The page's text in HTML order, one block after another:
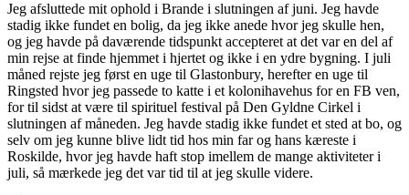
Jeg afsluttede mit ophold i Brande i slutningen af juni. Jeg havde
stadig ikke fundet en bolig, da jeg ikke anede hvor jeg skulle hen,
og jeg havde på daværende tidspunkt accepteret at det var en del af
min rejse at finde hjemmet i hjertet og ikke i en ydre bygning. I juli
måned rejste jeg først en uge til Glastonbury, herefter en uge til
Ringsted hvor jeg passede to katte i et kolonihavehus for en FB ven,
for til sidst at være til spirituel festival på Den Gyldne Cirkel i
slutningen af måneden. Jeg havde stadig ikke fundet et sted at bo, og
selv om jeg kunne blive lidt tid hos min far og hans kæreste i
Roskilde, hvor jeg havde haft stop imellem de mange aktiviteter i
juli, så mærkede jeg det var tid til at jeg skulle videre.